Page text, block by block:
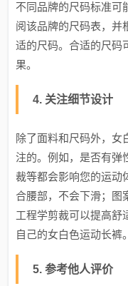
不同品牌的尺码标准可
阅该品牌的尺码表，并
适的尺码。合适的尺码
果。
4. 关注细节设计
除了面料和尺码外，女
注的。例如，是否有弹
裁等都会影响您的运动
合腰部，不会下滑；图
工程学剪裁可以提高舒
自己的女白色运动长裤。
5. 参考他人评价